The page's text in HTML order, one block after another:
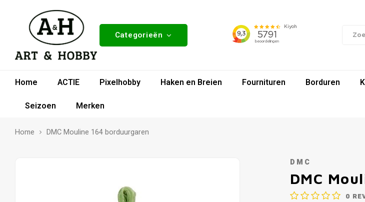
Categorieën
Home ACTIE Pixelhobby Haken en Breien Fournituren Borduren
Seizoen
Merken
Home DMC Mouline 164 borduurgaren
DMC
DMC
0